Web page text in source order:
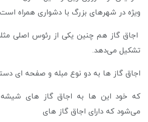
ویژه در شهرهای بزرگ با دشواری همراه
اجاق گاز هم چنین یکی از رئوس اصلی
تشکیل می‌دهد.
اجاق گاز ها به دو نوع مبله و صفحه ای
که خود این ها به اجاق گاز های
می‌شود که دارای اجاق گاز های